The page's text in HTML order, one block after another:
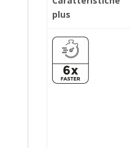
plus